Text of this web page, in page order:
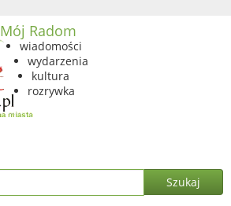
Mój Radom
wiadomości
wydarzenia
kultura
rozrywka